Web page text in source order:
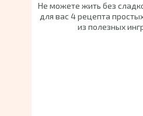
Не можете жить без
для вас 4 рецепта
из полезных